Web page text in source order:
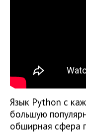
Язык Python с
большую
обширная сфера